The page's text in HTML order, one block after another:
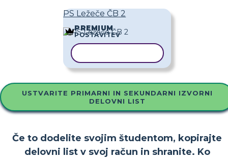
PS Ležeče ČB 2
PREMIUM
POSTAVITEV
USTVARITE PRIMARNI IN SEKUNDARNI IZVORNI
DELOVNI LIST
Če to dodelite svojim študentom, kopirajte
delovni list v svoj račun in shranite. Ko